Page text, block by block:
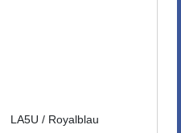
LA5U / Royalblau